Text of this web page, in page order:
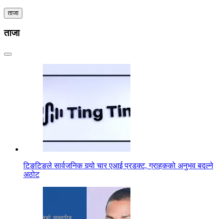
ताजा
ताजा
टिङटिङले सार्वजनिक गर्‍यो चार एआई प्रडक्ट, ग्राहकको अनुभव बदल्ने
अठोट